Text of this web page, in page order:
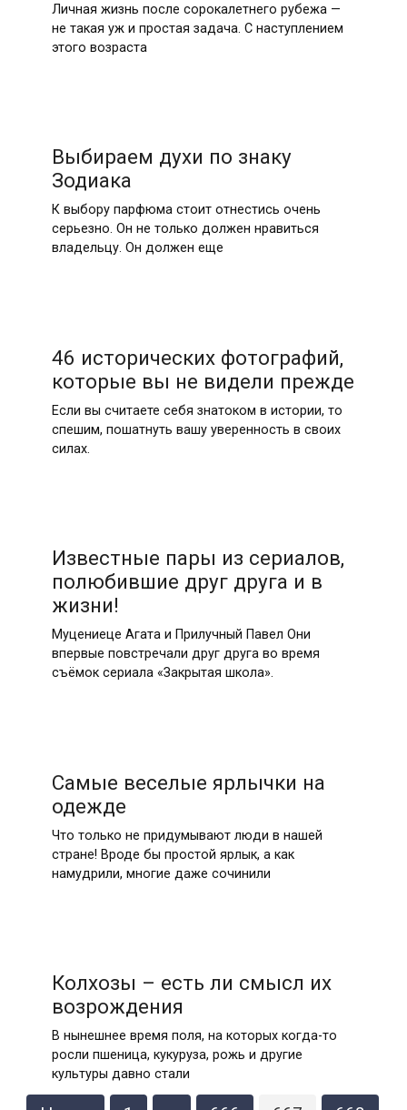
Личная жизнь после сорокалетнего рубежа —
не такая уж и простая задача. С наступлением
этого возраста
Выбираем духи по знаку
Зодиака
К выбору парфюма стоит отнестись очень
серьезно. Он не только должен нравиться
владельцу. Он должен еще
46 исторических фотографий,
которые вы не видели прежде
Если вы считаете себя знатоком в истории, то
спешим, пошатнуть вашу уверенность в своих
силах.
Известные пары из сериалов,
полюбившие друг друга и в
жизни!
Муцениеце Агата и Прилучный Павел Они
впервые повстречали друг друга во время
съёмок сериала «Закрытая школа».
Самые веселые ярлычки на
одежде
Что только не придумывают люди в нашей
стране! Вроде бы простой ярлык, а как
намудрили, многие даже сочинили
Колхозы – есть ли смысл их
возрождения
В нынешнее время поля, на которых когда-то
росли пшеница, кукуруза, рожь и другие
культуры давно стали
Пагинация